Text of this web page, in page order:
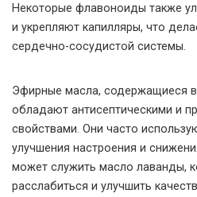
Некоторые флавоноиды также
и укрепляют капилляры, что
сердечно-сосудистой системы.
Эфирные масла, содержащиеся в
обладают антисептическими и
свойствами. Они часто
улучшения настроения и
может служить масло лаванды,
расслабиться и улучшить